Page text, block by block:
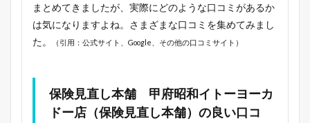
まとめてきましたが、実際にどのような口コミがあるか
は気になりますよね。さまざまな口コミを集めてみまし
た。
（引用：公式サイト、Google、その他の口コミサイト）
保険見直し本舗 甲府昭和イトーヨーカ
ドー店（保険見直し本舗）の良い口コ